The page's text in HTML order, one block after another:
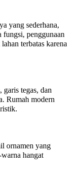
yang sederhana,
fungsi, penggunaan
terbatas karena
tegas, dan
Rumah modern
ornamen yang
hangat